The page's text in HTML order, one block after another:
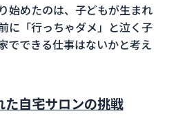
始めたのは、子どもが生まれ
に「行っちゃダメ」と泣く子
でできる仕事はないかと考え
自宅サロンの挑戦